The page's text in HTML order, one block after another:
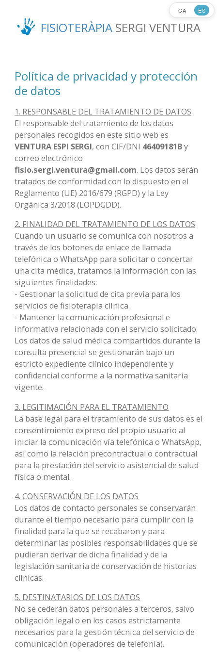
contenido FISIOTERÀPIA SERGI VENTURA
Política de privacidad y protección
de datos
CA | ES
1. RESPONSABLE DEL TRATAMIENTO DE DATOS
El responsable del tratamiento de los datos
personales recogidos en este sitio web es
VENTURA ESPI SERGI, con CIF/DNI 46409181By
correo electrónico
fisio.sergi.ventura@gmail.com. Los datos serán
tratados de conformidad con lo dispuesto en el
Reglamento (UE) 2016/679 (RGPD) y la Ley
Orgánica 3/2018 (LOPDGDD).
2. FINALIDAD DEL TRATAMIENTO DE LOS DATOS
Cuando un usuario se comunica con nosotros a
través de los botones de enlace de llamada
telefónica o WhatsApp para solicitar o concertar
una cita médica, tratamos la información con las
siguientes finalidades:
- Gestionar la solicitud de cita previa para los
servicios de fisioterapia clínica.
- Mantener la comunicación profesional e
informativa relacionada con el servicio solicitado.
Los datos de salud médica compartidos durante la
consulta presencial se gestionarán bajo un
estricto expediente clínico independiente y
confidencial conforme a la normativa sanitaria
vigente.
3. LEGITIMACIÓN PARA EL TRATAMIENTO
La base legal para el tratamiento de sus datos es el
consentimiento expreso del propio usuario al
iniciar la comunicación vía telefónica o WhatsApp,
así como la relación precontractual o contractual
para la prestación del servicio asistencial de salud
física o mental.
4. CONSERVACIÓN DE LOS DATOS
Los datos de contacto personales se conservarán
durante el tiempo necesario para cumplir con la
finalidad para la que se recabaron y para
determinar las posibles responsabilidades que se
pudieran derivar de dicha finalidad y de la
legislación sanitaria de conservación de historias
clínicas.
5. DESTINATARIOS DE LOS DATOS
No se cederán datos personales a terceros, salvo
obligación legal o en los casos estrictamente
necesarios para la gestión técnica del servicio de
comunicación (operadores de telefonía).